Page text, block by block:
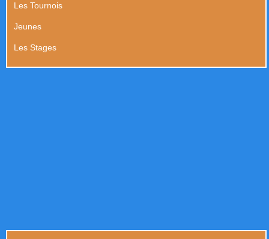
Les Tournois
Jeunes
Les Stages